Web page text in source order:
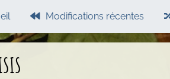
Modifications récentes